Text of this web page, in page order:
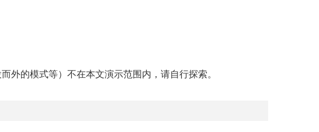
外的模式等）不在本文演示范围内，请自行探索。